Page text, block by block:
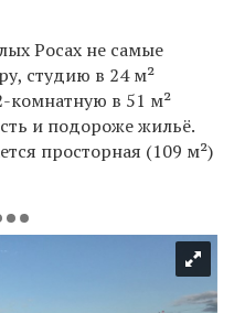
Росах не самые
студию в 24 м²
комнатную в 51 м²
и подороже жильё.
просторная (109 м²)